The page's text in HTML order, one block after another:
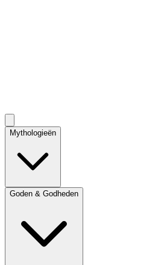
Mythologieën
Goden & Godheden